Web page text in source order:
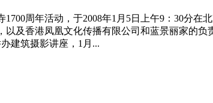
1700周年活动，于2008年1月5日上午9：30分
以及香港凤凰文化传播有限公司和蓝景丽家
建筑摄影讲座，1月...